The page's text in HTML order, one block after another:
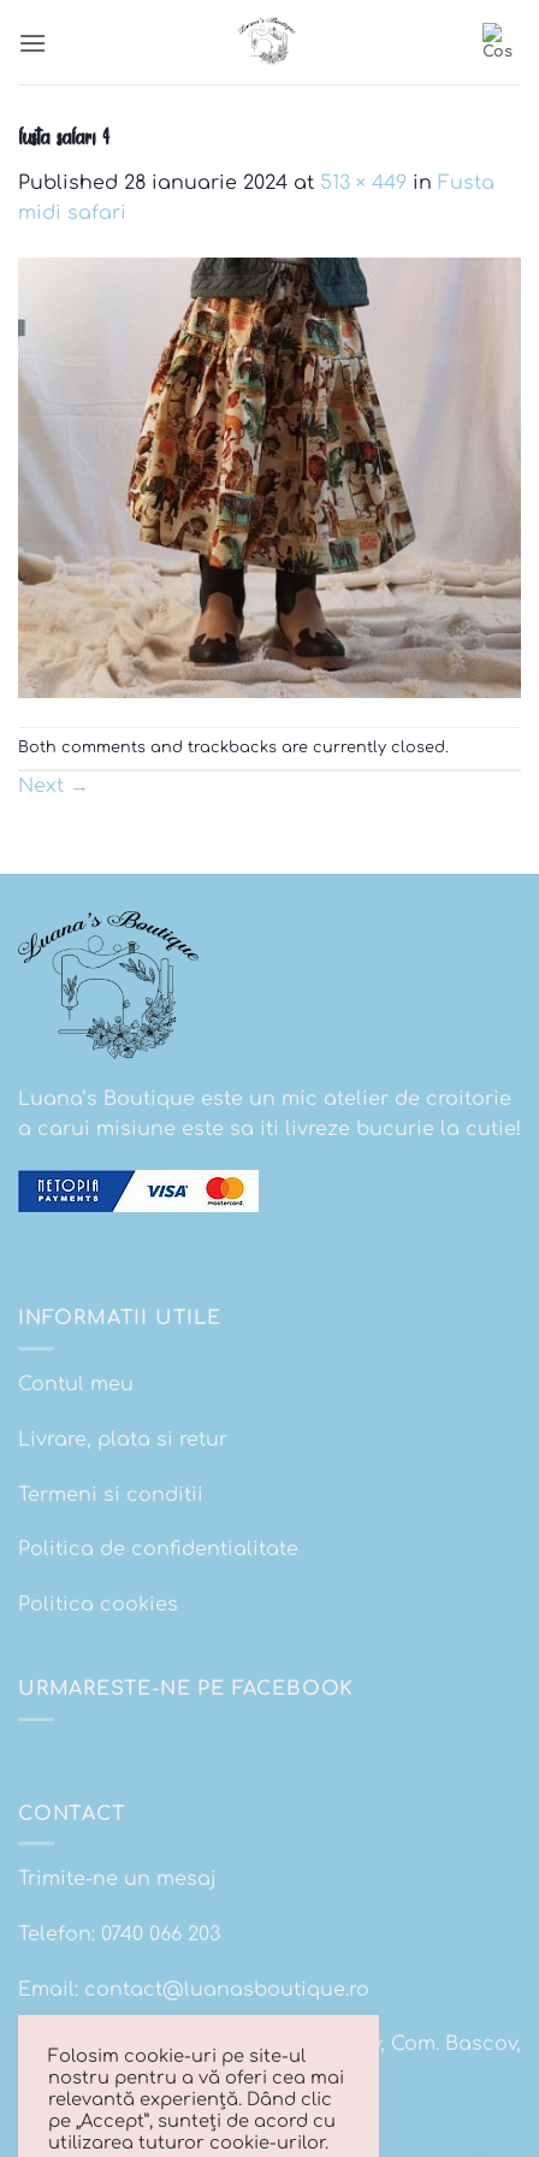
fusta safari 4
Published 28 ianuarie 2024 at 513 × 449 in Fusta
midi safari
Both comments and trackbacks are currently closed.
Next →
Luana’s Boutique este un mic atelier de croitorie
a carui misiune este sa iti livreze bucurie la cutie!
INFORMATII UTILE
Contul meu
Livrare, plata si retur
Termeni si conditii
Politica de confidentialitate
Politica cookies
URMARESTE-NE PE FACEBOOK
CONTACT
Trimite-ne un mesaj
Telefon: 0740 066 203
Email: contact@luanasboutique.ro
Adresa: Str. Scolii nr 16B, Sat. Bascov, Com. Bascov,
Jud Arges
Folosim cookie-uri pe site-ul
nostru pentru a vă oferi cea mai
relevantă experiență. Dând clic
pe „Accept”, sunteți de acord cu
utilizarea tuturor cookie-urilor.